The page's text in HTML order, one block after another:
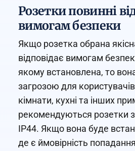
Розетки повинні
вимогам безпеки
Якщо розетка обрана
відповідає вимогам
якому встановлена, то
загрозою для
кімнати, кухні та інших
рекомендуються розетки
IP44. Якщо вона буде
де є ймовірність